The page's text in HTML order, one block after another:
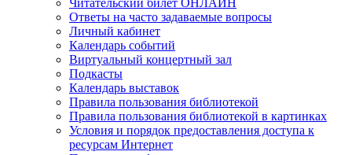
Читательский билет ОНЛАЙН
Ответы на часто задаваемые вопросы
Личный кабинет
Календарь событий
Виртуальный концертный зал
Подкасты
Календарь выставок
Правила пользования библиотекой
Правила пользования библиотекой в картинках
Условия и порядок предоставления доступа к
ресурсам Интернет